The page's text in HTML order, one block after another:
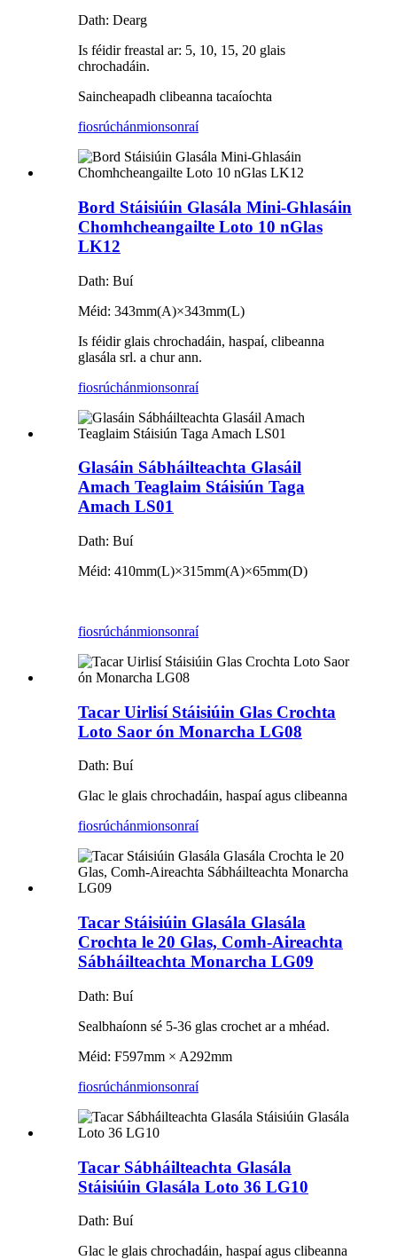
Dath: Dearg
Is féidir freastal ar: 5, 10, 15, 20 glais
chrochadáin.
Saincheapadh clibeanna tacaíochta
fiosrúchánmionsonraí
Bord Stáisiúin Glasála Mini-Ghlasáin
Chomhcheangailte Loto 10 nGlas
LK12
Dath: Buí
Méid: 343mm(A)×343mm(L)
Is féidir glais chrochadáin, haspaí, clibeanna
glasála srl. a chur ann.
fiosrúchánmionsonraí
Glasáin Sábháilteachta Glasáil
Amach Teaglaim Stáisiún Taga
Amach LS01
Dath: Buí
Méid: 410mm(L)×315mm(A)×65mm(D)
fiosrúchánmionsonraí
Tacar Uirlisí Stáisiúin Glas Crochta
Loto Saor ón Monarcha LG08
Dath: Buí
Glac le glais chrochadáin, haspaí agus clibeanna
fiosrúchánmionsonraí
Tacar Stáisiúin Glasála Glasála
Crochta le 20 Glas, Comh-Aireachta
Sábháilteachta Monarcha LG09
Dath: Buí
Sealbhaíonn sé 5-36 glas crochet ar a mhéad.
Méid: F597mm × A292mm
fiosrúchánmionsonraí
Tacar Sábháilteachta Glasála
Stáisiúin Glasála Loto 36 LG10
Dath: Buí
Glac le glais chrochadáin, haspaí agus clibeanna